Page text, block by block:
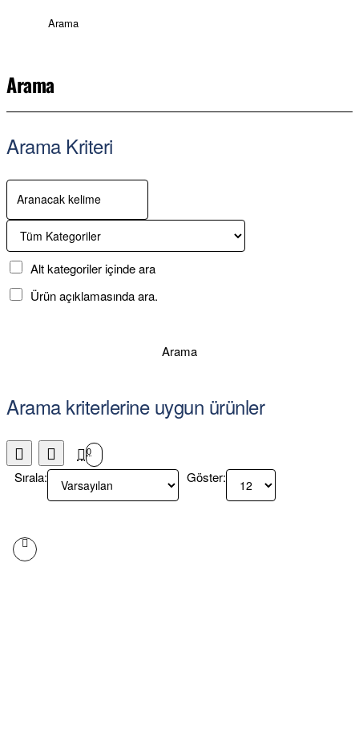
Arama
Arama
Arama Kriteri
Alt kategoriler içinde ara
Ürün açıklamasında ara.
Arama
Arama kriterlerine uygun ürünler
0
Sırala: Göster: